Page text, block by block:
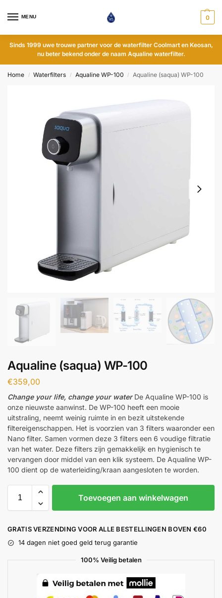
MENU 0
Sinds 1999 uwe trouwe partner voor de waterfilter Coolmart en Keosan,
nu beter bekend onder de naam Aqualine waterfilter.
Home / Waterfilters / Aqualine WP-100 / Aqualine (saqua) WP-100
Aqualine (saqua) WP-100
€359,00
Change your life, change your waterDe Aqualine WP-100 is
onze nieuwste aanwinst. De WP-100 heeft een mooie
uitstraling, neemt weinig ruimte in en bezit uitstekende
filtereigenschappen. Het is voorzien van 3 filters waaronder een
Nano filter. Samen vormen deze 3 filters een 6 voudige filtratie
van het water. Deze filters zijn gemakkelijk en hygienisch te
vervangen door middel van een klik systeem. De Aqualine WP-
100 dient op de waterleiding/kraan aangesloten te worden.
Toevoegen aan winkelwagen
GRATIS VERZENDING VOOR ALLE BESTELLINGEN BOVEN €60
14 dagen niet goed geld terug garantie
100% Veilig betalen